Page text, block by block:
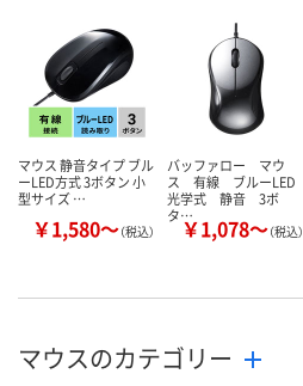
マウス 静音タイプ ブル
ーLED方式 3ボタン 小
型サイズ …
￥1,580～（税込）
バッファロー マウ
ス 有線 ブルーLED
光学式 静音 3ボ
タ…￥1,078～（税込）
マウスのカテゴリー